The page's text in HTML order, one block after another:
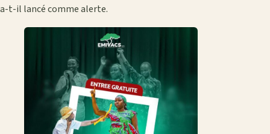
a-t-il lancé comme alerte.